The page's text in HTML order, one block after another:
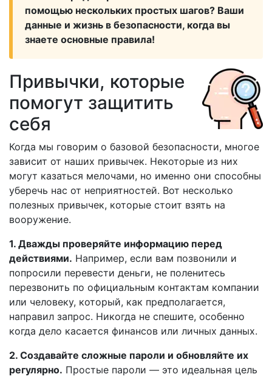
помощью нескольких простых шагов? Ваши
данные и жизнь в безопасности, когда вы
знаете основные правила!
Привычки, которые
помогут защитить
себя
Когда мы говорим о базовой безопасности, многое
зависит от наших привычек. Некоторые из них
могут казаться мелочами, но именно они способны
уберечь нас от неприятностей. Вот несколько
полезных привычек, которые стоит взять на
вооружение.
1. Дважды проверяйте информацию перед
действиями. Например, если вам позвонили и
попросили перевести деньги, не поленитесь
перезвонить по официальным контактам компании
или человеку, который, как предполагается,
направил запрос. Никогда не спешите, особенно
когда дело касается финансов или личных данных.
2. Создавайте сложные пароли и обновляйте их
регулярно. Простые пароли — это идеальная цель